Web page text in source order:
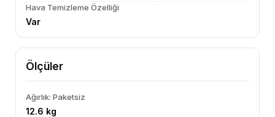
Hava Temizleme Özelliği
Var
Ölçüler
Ağırlık: Paketsiz
12.6 kg